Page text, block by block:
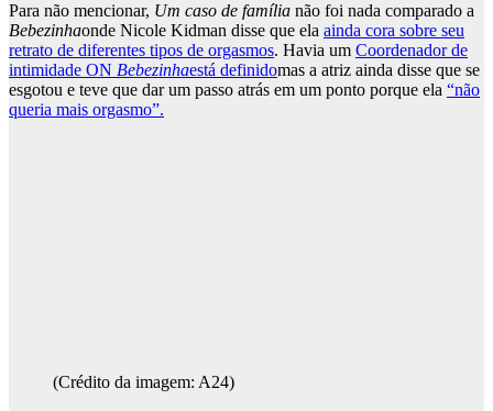
Para não mencionar, Um caso de família não foi nada comparado a
Bebezinhaonde Nicole Kidman disse que ela ainda cora sobre seu
retrato de diferentes tipos de orgasmos. Havia um Coordenador de
intimidade ON Bebezinhaestá definidomas a atriz ainda disse que se
esgotou e teve que dar um passo atrás em um ponto porque ela “não
queria mais orgasmo”.
(Crédito da imagem: A24)